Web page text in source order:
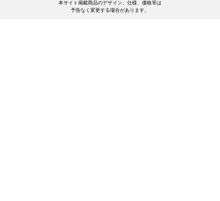
本サイト掲載商品のデザイン、仕様、価格等は
予告なく変更する場合があります。